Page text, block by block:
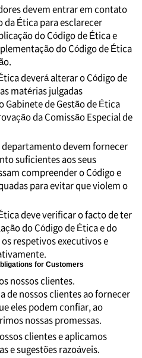
devem entrar em contato
da Ética para esclarecer
do Código de Ética e
do Código de Ética
deverá alterar o Código de
matérias julgadas
de Gestão de Ética
da Comissão Especial de
departamento devem fornecer
suficientes aos seus
compreender o Código e
para evitar que violem o
deve verificar o facto de ter
do Código de Ética e do
respetivos executivos e
for Customers
nossos clientes.
de nossos clientes ao fornecer
eles podem confiar, ao
nossas promessas.
clientes e aplicamos
e sugestões razoáveis.